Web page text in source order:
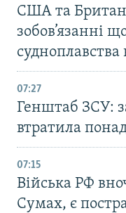
США та
зобов’язанні
07:27
Генштаб ЗСУ:
втратила
07:15
Війська РФ
Сумах, є